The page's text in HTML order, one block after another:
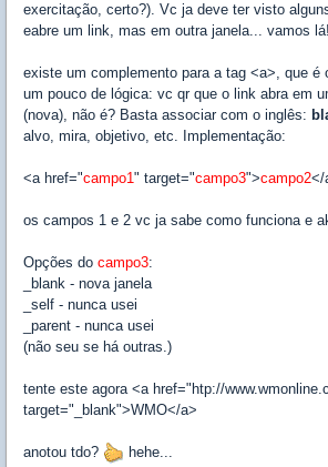
exercitação, certo?). Vc ja deve ter visto
eabre um link, mas em outra janela... vamos lá!
existe um complemento para a tag <a>, que é
um pouco de lógica: vc qr que o link abra em
(nova), não é? Basta associar com o inglês:
alvo, mira, objetivo, etc. Implementação:
<a href="campo1" target="campo3">campo2</
os campos 1 e 2 vc ja sabe como funciona e
Opções do campo3:
_blank - nova janela
_self - nunca usei
_parent - nunca usei
(não seu se há outras.)
tente este agora <a href="htp://
target="_blank">WMO</a>
anotou tdo?
hehe...